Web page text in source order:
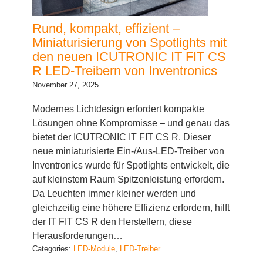
Rund, kompakt, effizient –
Miniaturisierung von Spotlights mit
den neuen ICUTRONIC IT FIT CS
R LED-Treibern von Inventronics
November 27, 2025
Modernes Lichtdesign erfordert kompakte
Lösungen ohne Kompromisse – und genau das
bietet der ICUTRONIC IT FIT CS R. Dieser
neue miniaturisierte Ein-/Aus-LED-Treiber von
Inventronics wurde für Spotlights entwickelt, die
auf kleinstem Raum Spitzenleistung erfordern.
Da Leuchten immer kleiner werden und
gleichzeitig eine höhere Effizienz erfordern, hilft
der IT FIT CS R den Herstellern, diese
Herausforderungen…